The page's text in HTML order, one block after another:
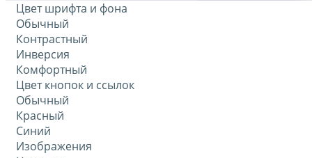
Цвет шрифта и фона
Обычный
Контрастный
Инверсия
Комфортный
Цвет кнопок и ссылок
Обычный
Красный
Синий
Изображения